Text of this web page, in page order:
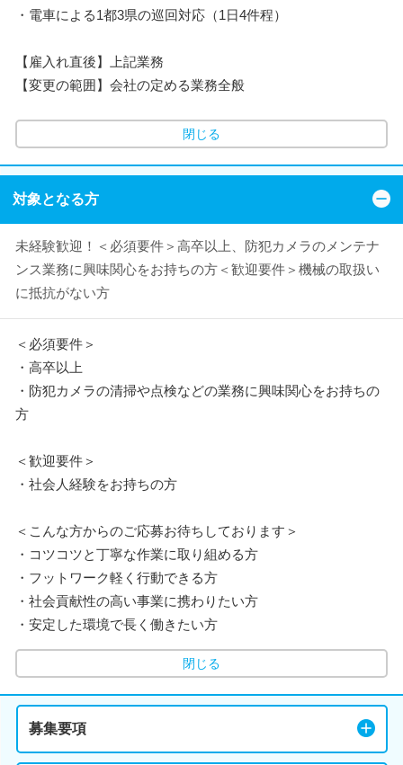
・電車による1都3県の巡回対応（1日4件程）
【雇入れ直後】上記業務
【変更の範囲】会社の定める業務全般
閉じる
対象となる方
未経験歓迎！＜必須要件＞高卒以上、防犯カメラのメンテナ
ンス業務に興味関心をお持ちの方＜歓迎要件＞機械の取扱い
に抵抗がない方
＜必須要件＞
・高卒以上
・防犯カメラの清掃や点検などの業務に興味関心をお持ちの
方
＜歓迎要件＞
・社会人経験をお持ちの方
＜こんな方からのご応募お待ちしております＞
・コツコツと丁寧な作業に取り組める方
・フットワーク軽く行動できる方
・社会貢献性の高い事業に携わりたい方
・安定した環境で長く働きたい方
閉じる
募集要項